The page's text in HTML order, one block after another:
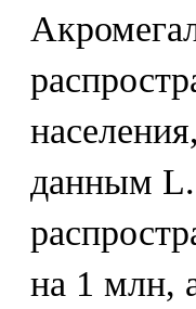
данным L.
на 1 млн,